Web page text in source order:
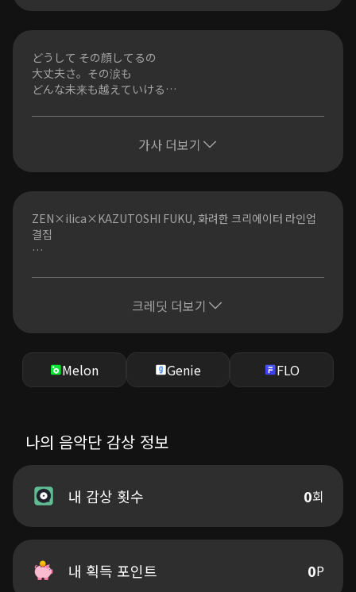
どうして その顔してるの
大丈夫さ。その涙も
どんな未来も越えていける
くじけそうな 夜も
一歩 踏み出そう
Just hold my hand
どんな壁だって越えていけるから
Hand in Hand
大丈夫さ そばにいるよ
Just take my hand
一歩 踏み出そう
Hand in Hand
どんな壁だって越えていけるから
Hand in Hand
Just take my hand
一歩 踏み出そう
Hand in Hand
Hand in Hand
가사 더보기
ZEN×ilica×KAZUTOSHI FUKU, 화려한 크리에이터 라인업
결집
신곡 「Hand in Hand」는 “연결”과 “한 걸음을 내딛는 용
기”를 테마로 한 미디엄 템포의 곡이다.
지를 담아, 현대를 살아가는 모든 이들에게 위로와 용기를 전하는
‘응원 앤섬’으로 탄생했다.
긍정적인 에너지가 가득한 곡이다.
로 큰 주목을 받을 것으로 기대된다.
J-POP과 K-POP의 경계를 넘나드는 세련된 사운드를 완성했다.
KAZUTOSHI FUKU가 참여,음악의 세계관을 영상으로 확장시
킨 높은 완성도의 작품을 선보인다
크레딧 더보기
Melon Genie FLO
나의 음악단 감상 정보
내 감상 횟수 0회
내 획득 포인트 0P